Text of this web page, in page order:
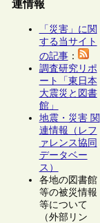
連情報
「災害」に関
する当サイト
の記事：
調査研究リポ
ート「東日本
大震災と図書
館」
地震・災害 関
連情報（レフ
ァレンス協同
データベー
ス）
各地の図書館
等の被災情報
等について
（外部リン